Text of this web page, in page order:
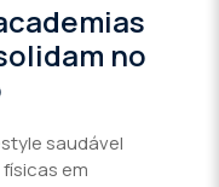
no
saudável
em